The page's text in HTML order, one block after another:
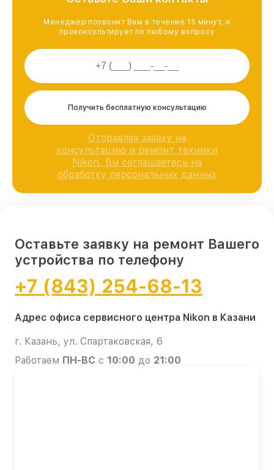
Менеджер позвонит Вам в течение 15 минут, и
проконсультирует по любому вопросу
Получить бесплатную консультацию
Отправляя заявку на
консультацию и ремонт техники
Nikon, Вы соглашаетесь на
обработку персональных данных
Оставьте заявку на ремонт Вашего
устройства по телефону
+7 (843) 254-68-13
Адрес офиса сервисного центра Nikon в Казани
г. Казань, ул. Спартаковская, 6
Работаем ПН-ВС с 10:00 до 21:00